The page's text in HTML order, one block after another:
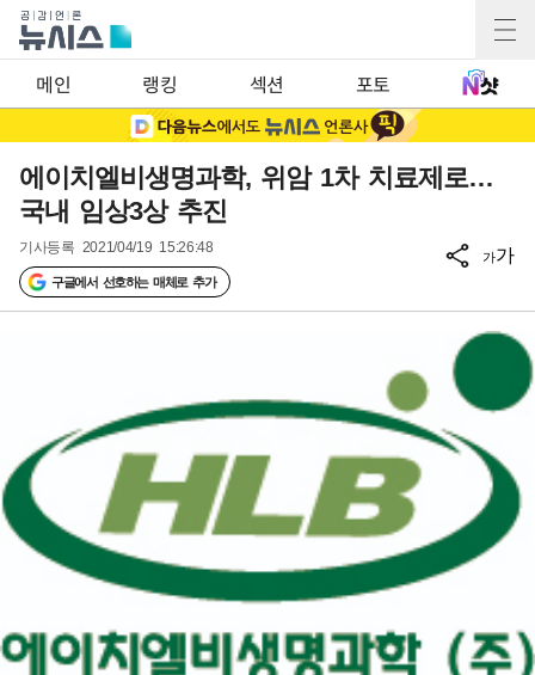
메인 랭킹 섹션 포토
에이치엘비생명과학, 위암 1차 치료제로…
국내 임상3상 추진
기사등록 2021/04/19 15:26:48
구글에서 선호하는 매체로 추가
가가